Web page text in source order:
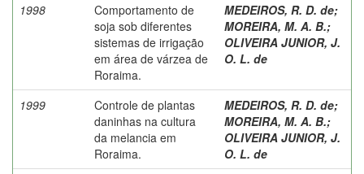
1998
Comportamento de
soja sob diferentes
sistemas de irrigação
em área de várzea de
Roraima.
MEDEIROS, R. D. de;
MOREIRA, M. A. B.;
OLIVEIRA JUNIOR, J.
O. L. de
1999
Controle de plantas
daninhas na cultura
da melancia em
Roraima.
MEDEIROS, R. D. de;
MOREIRA, M. A. B.;
OLIVEIRA JUNIOR, J.
O. L. de